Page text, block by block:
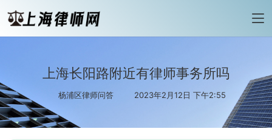
上海长阳路附近有律师事务所吗
杨浦区律师问答 2023年2月12日 下午2:55